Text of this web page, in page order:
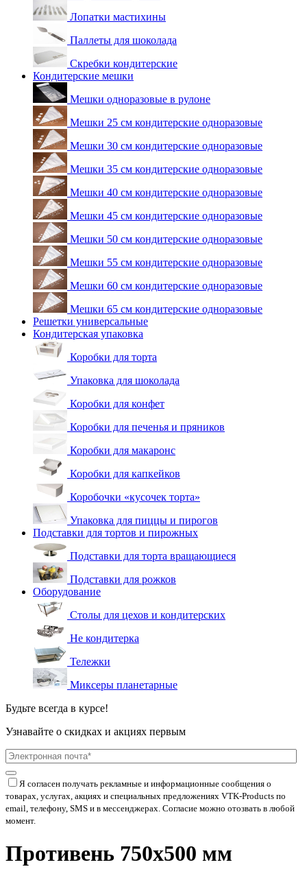
Лопатки мастихины
Паллеты для шоколада
Скребки кондитерские
Кондитерские мешки
Мешки одноразовые в рулоне
Мешки 25 см кондитерские одноразовые
Мешки 30 см кондитерские одноразовые
Мешки 35 см кондитерские одноразовые
Мешки 40 см кондитерские одноразовые
Мешки 45 см кондитерские одноразовые
Мешки 50 см кондитерские одноразовые
Мешки 55 см кондитерские одноразовые
Мешки 60 см кондитерские одноразовые
Мешки 65 см кондитерские одноразовые
Решетки универсальные
Кондитерская упаковка
Коробки для торта
Упаковка для шоколада
Коробки для конфет
Коробки для печенья и пряников
Коробки для макаронс
Коробки для капкейков
Коробочки «кусочек торта»
Упаковка для пиццы и пирогов
Подставки для тортов и пирожных
Подставки для торта вращающиеся
Подставки для рожков
Оборудование
Столы для цехов и кондитерских
Не кондитерка
Тележки
Миксеры планетарные
Будьте всегда в курсе!
Узнавайте о скидках и акциях первым
Я согласен получать рекламные и информационные сообщения о
товарах, услугах, акциях и специальных предложениях VTK-Products по
email, телефону, SMS и в мессенджерах. Согласие можно отозвать в любой
момент.
Противень 750х500 мм